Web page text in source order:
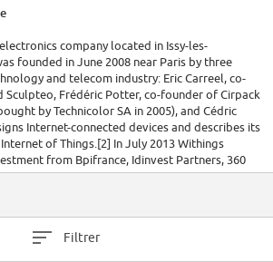
company located in Issy-les-
founded in June 2008 near Paris by three
and telecom industry: Eric Carreel, co-
Sculpteo, Frédéric Potter, co-founder of Cirpack
by Technicolor SA in 2005), and Cédric
Internet-connected devices and describes its
of Things.[2] In July 2013 Withings
from Bpifrance, Idinvest Partners, 360
Filtrer